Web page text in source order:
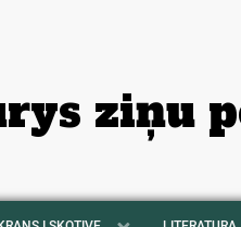
ziņu